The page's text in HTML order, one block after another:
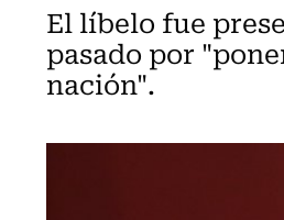
El líbelo fue
pasado por
nación".